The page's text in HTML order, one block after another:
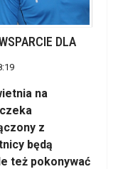
DLA
na
z
będą
też pokonywać